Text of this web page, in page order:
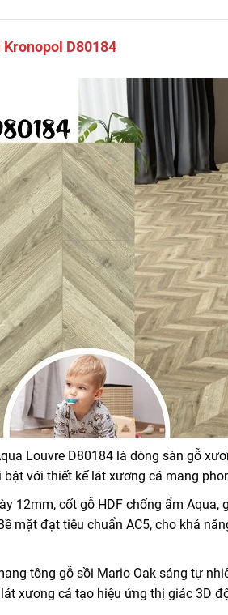
D80184
Louvre D80184 là dòng sàn gỗ
bật với thiết kế lát xương cá mang
12mm, cốt gỗ HDF chống ẩm
mặt đạt tiêu chuẩn AC5, cho khả
tông gỗ sồi Mario Oak sáng tự
xương cá tạo hiệu ứng thị giác 3D